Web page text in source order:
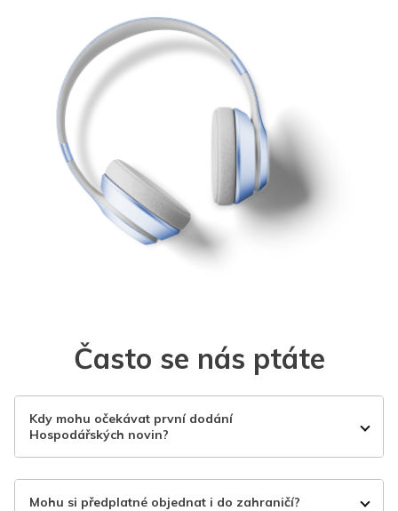
Často se nás ptáte
Kdy mohu očekávat první dodání
Hospodářských novin?
Mohu si předplatné objednat i do zahraničí?